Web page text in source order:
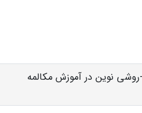
نوین در آموزش مکالمه